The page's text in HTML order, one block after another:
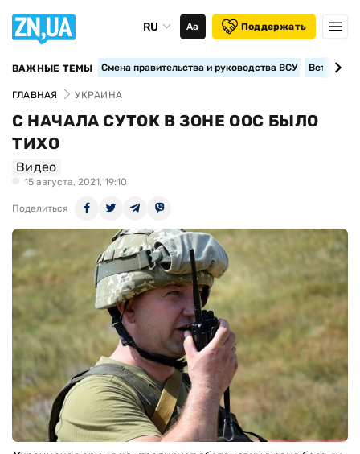
RU Аа Поддержать
ВАЖНЫЕ ТЕМЫ Смена правительства и руководства ВСУ
ГЛАВНАЯ УКРАИНА
С НАЧАЛА СУТОК В ЗОНЕ ООС БЫЛО
ТИХО
Видео
15 августа, 2021, 19:10
Поделиться